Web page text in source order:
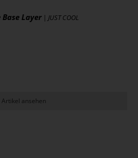
Base Layer| JUST COOL
Artikel ansehen